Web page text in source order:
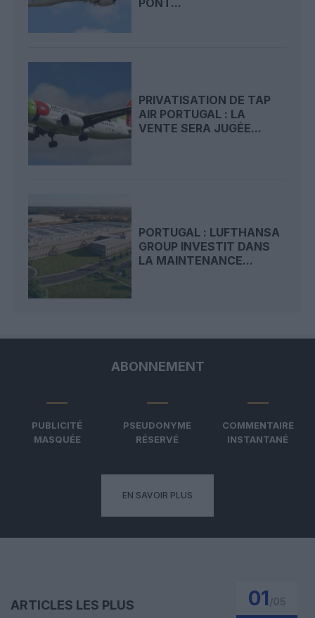
PRIVATISATION DE TAP
AIR PORTUGAL : LA
VENTE SERA JUGÉE...
PORTUGAL : LUFTHANSA
GROUP INVESTIT DANS
LA MAINTENANCE...
ABONNEMENT
PUBLICITÉ
MASQUÉE
PSEUDONYME
RÉSERVÉ
COMMENTAIRE
INSTANTANÉ
EN SAVOIR PLUS
ARTICLES LES PLUS
01